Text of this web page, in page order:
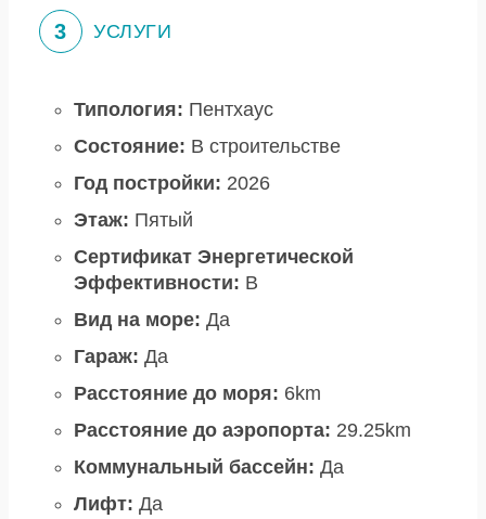
3 УСЛУГИ
Типология: Пентхаус
Состояние: В строительстве
Год постройки: 2026
Этаж: Пятый
Сертификат Энергетической
Эффективности: B
Вид на море: Да
Гараж: Да
Расстояние до моря: 6km
Расстояние до аэропорта: 29.25km
Коммунальный бассейн: Да
Лифт: Да